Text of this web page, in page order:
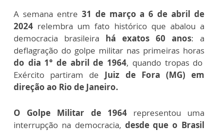
A semana entre 31 de março a 6 de abril de
2024 relembra um fato histórico que abalou a
democracia brasileira há exatos 60 anos: a
deflagração do golpe militar nas primeiras horas
do dia 1° de abril de 1964, quando tropas do
Exército partiram de Juiz de Fora (MG) em
direção ao Rio de Janeiro.
O Golpe Militar de 1964 representou uma
interrupção na democracia, desde que o Brasil